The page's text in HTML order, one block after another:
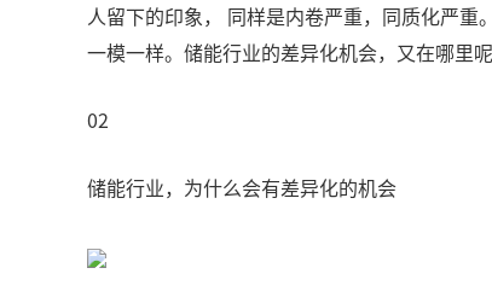
人留下的印象， 同样是内卷严重，同质化严
一模一样。储能行业的差异化机会，又在哪里呢
02
储能行业，为什么会有差异化的机会